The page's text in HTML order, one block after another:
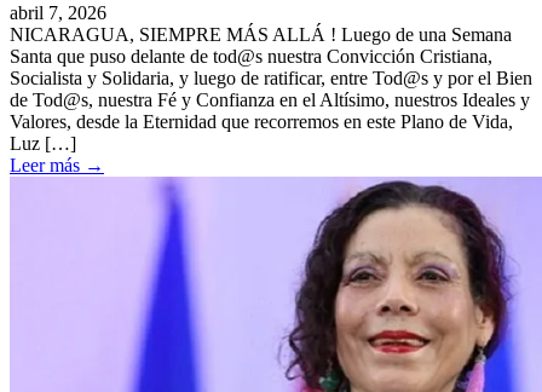
abril 7, 2026
NICARAGUA, SIEMPRE MÁS ALLÁ ! Luego de una Semana
Santa que puso delante de tod@s nuestra Convicción Cristiana,
Socialista y Solidaria, y luego de ratificar, entre Tod@s y por el Bien
de Tod@s, nuestra Fé y Confianza en el Altísimo, nuestros Ideales y
Valores, desde la Eternidad que recorremos en este Plano de Vida,
Luz […]
Leer más →